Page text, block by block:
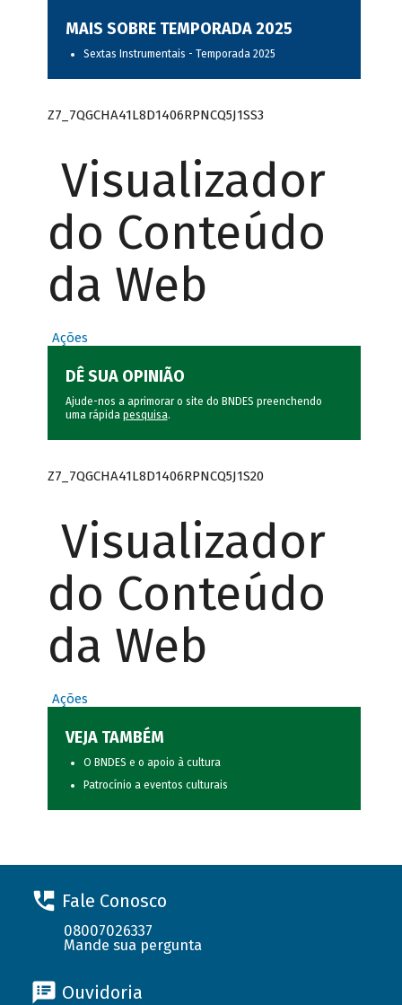
MAIS SOBRE TEMPORADA 2025
Sextas Instrumentais - Temporada 2025
Z7_7QGCHA41L8D1406RPNCQ5J1SS3
Visualizador
do Conteúdo
da Web
Ações
DÊ SUA OPINIÃO
Ajude-nos a aprimorar o site do BNDES preenchendo
uma rápida pesquisa.
Z7_7QGCHA41L8D1406RPNCQ5J1S20
Visualizador
do Conteúdo
da Web
Ações
VEJA TAMBÉM
O BNDES e o apoio à cultura
Patrocínio a eventos culturais
Fale Conosco
08007026337
Mande sua pergunta
Ouvidoria